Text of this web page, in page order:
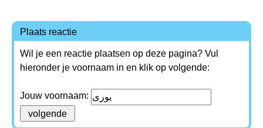
Plaats reactie
Wil je een reactie plaatsen op deze pagina? Vul
hieronder je voornaam in en klik op volgende:
Jouw voornaam: